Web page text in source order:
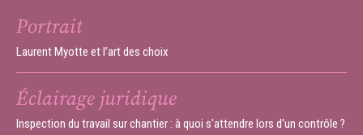
Portrait
Laurent Myotte et l’art des choix
Éclairage juridique
Inspection du travail sur chantier : à quoi s'attendre lors d'un contrôle ?